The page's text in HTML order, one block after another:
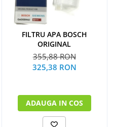
FILTRU APA BOSCH
ORIGINAL
355,88 RON
325,38 RON
ADAUGA IN COS